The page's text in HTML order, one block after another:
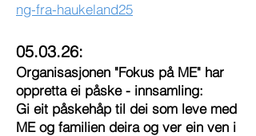
ng-fra-haukeland25
05.03.26:
Organisasjonen "Fokus på ME" har
oppretta ei påske - innsamling:
Gi eit påskehåp til dei som leve med
ME og familien deira og ver ein ven i